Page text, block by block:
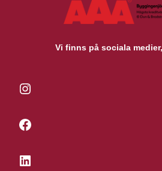
Vi finns på sociala
Instagram
Facebook
LinkedIn